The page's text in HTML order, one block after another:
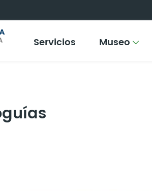
Servicios Museo